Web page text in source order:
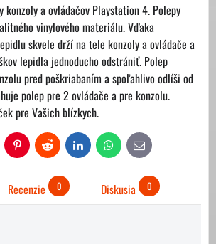
a ovládačov Playstation 4. Polepy
vinylového materiálu. Vďaka
skvele drží na tele konzoly a ovládače a
lepidla jednoducho odstrániť. Polep
pred poškriabaním a spoľahlivo odlíši od
polep pre 2 ovládače a pre konzolu.
pre Vašich blízkych.
PinterestReddit LinkedIn WhatsAppE-
mail
Recenzie 0 Diskusia 0